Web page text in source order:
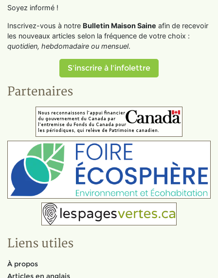
Soyez informé !
Inscrivez-vous à notre Bulletin Maison Saine afin de recevoir
les nouveaux articles selon la fréquence de votre choix :
quotidien, hebdomadaire ou mensuel.
S'inscrire à l'infolettre
Partenaires
Liens utiles
À propos
Articles en anglais